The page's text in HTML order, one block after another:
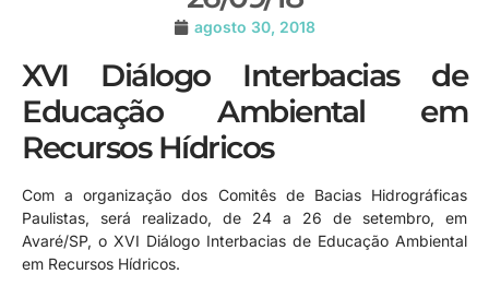
agosto 30, 2018
XVI Diálogo Interbacias de
Educação Ambiental em
Recursos Hídricos
Com a organização dos Comitês de Bacias Hidrográficas
Paulistas, será realizado, de 24 a 26 de setembro, em
Avaré/SP, o XVI Diálogo Interbacias de Educação Ambiental
em Recursos Hídricos.